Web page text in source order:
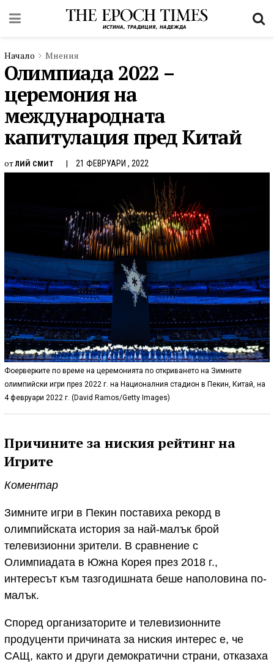
Начало Мнения
Олимпиада 2022 –
церемония на
международната
капитулация пред Китай
отЛИЙ СМИТ 21 ФЕВРУАРИ , 2022
Фоерверките по време на церемонията по откриването на Зимните
олимпийски игри през 2022 г. на Националния стадион в Пекин, Китай, на
4 февруари 2022 г. (David Ramos/Getty Images)
Причините за ниския рейтинг на
Игрите
Коментар
Зимните игри в Пекин поставиха рекорд в
олимпийската история за най-малък брой
телевизионни зрители. В сравнение с
Олимпиадата в Южна Корея през 2018 г.,
интересът към тазгодишната беше наполовина по-
малък.
Според организаторите и телевизионните
продуценти причината за ниския интерес е, че
САЩ, както и други демократични страни, отказаха